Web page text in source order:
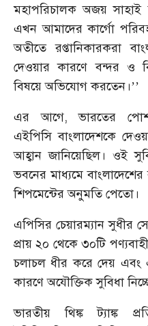
মহাপরিচালক অজয় ​​সাহাই
এখন আমাদের কার্গো
অতীতে রপ্তানিকারকরা
দেওয়ার কারণে বন্দর ও
বিষয়ে অভিযোগ করতেন।’’
এর আগে, ভারতের
এইপিসি বাংলাদেশকে
আহ্বান জানিয়েছিল। ওই
ভবনের মাধ্যমে বাংলাদেশের
শিপমেন্টের অনুমতি পেতো।
এপিসির চেয়ারম্যান সুধীর
প্রায় ২০ থেকে ৩০টি
চলাচল ধীর করে দেয় এবং
কারণে অযৌক্তিক সুবিধা
ভারতীয় থিঙ্ক ট্যাঙ্ক